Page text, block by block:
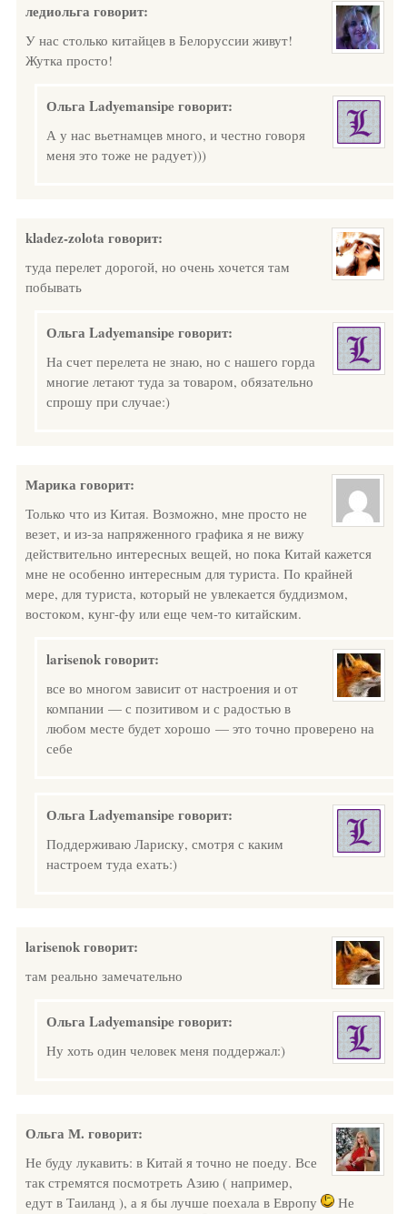
ледиольга говорит:
У нас столько китайцев в Белоруссии живут!
Жутка просто!
Ольга Ladyemansipe говорит:
А у нас вьетнамцев много, и честно говоря
меня это тоже не радует)))
kladez-zolota говорит:
туда перелет дорогой, но очень хочется там
побывать
Ольга Ladyemansipe говорит:
На счет перелета не знаю, но с нашего горда
многие летают туда за товаром, обязательно
спрошу при случае:)
Марика говорит:
Только что из Китая. Возможно, мне просто не
везет, и из-за напряженного графика я не вижу
действительно интересных вещей, но пока Китай кажется
мне не особенно интересным для туриста. По крайней
мере, для туриста, который не увлекается буддизмом,
востоком, кунг-фу или еще чем-то китайским.
larisenokговорит:
все во многом зависит от настроения и от
компании — с позитивом и с радостью в
любом месте будет хорошо — это точно проверено на
себе
Ольга Ladyemansipe говорит:
Поддерживаю Лариску, смотря с каким
настроем туда ехать:)
larisenokговорит:
там реально замечательно
Ольга Ladyemansipe говорит:
Ну хоть один человек меня поддержал:)
Ольга М. говорит:
Не буду лукавить: в Китай я точно не поеду. Все
так стремятся посмотреть Азию ( например,
едут в Таиланд ), а я бы лучше поехала в Европу
Не